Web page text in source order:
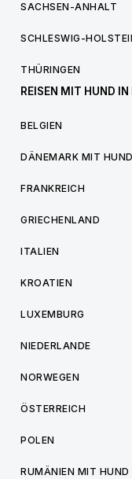
SACHSEN-ANHALT
SCHLESWIG-
THÜRINGEN
REISEN MIT HUND IN
BELGIEN
DÄNEMARK MIT HUND
FRANKREICH
GRIECHENLAND
ITALIEN
KROATIEN
LUXEMBURG
NIEDERLANDE
NORWEGEN
ÖSTERREICH
POLEN
RUMÄNIEN MIT HUND